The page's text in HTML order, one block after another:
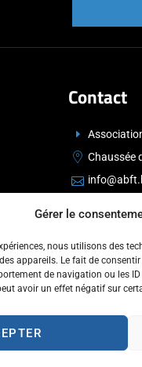
Gérer le
nous utilisons des
appareils. Le fait de
de navigation ou les
avoir un effet négatif sur
Contact
Chaussée